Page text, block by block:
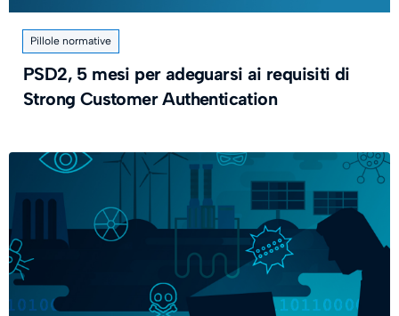
Pillole normative
PSD2, 5 mesi per adeguarsi ai requisiti di
Strong Customer Authentication